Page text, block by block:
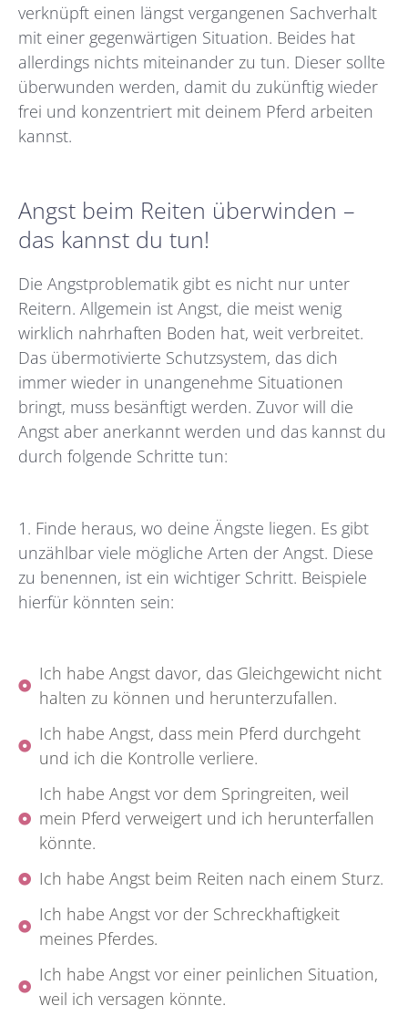
verknüpft einen längst vergangenen Sachverhalt
mit einer gegenwärtigen Situation. Beides hat
allerdings nichts miteinander zu tun. Dieser sollte
überwunden werden, damit du zukünftig wieder
frei und konzentriert mit deinem Pferd arbeiten
kannst.
Angst beim Reiten überwinden –
das kannst du tun!
Die Angstproblematik gibt es nicht nur unter
Reitern. Allgemein ist Angst, die meist wenig
wirklich nahrhaften Boden hat, weit verbreitet.
Das übermotivierte Schutzsystem, das dich
immer wieder in unangenehme Situationen
bringt, muss besänftigt werden. Zuvor will die
Angst aber anerkannt werden und das kannst du
durch folgende Schritte tun:
1. Finde heraus, wo deine Ängste liegen. Es gibt
unzählbar viele mögliche Arten der Angst. Diese
zu benennen, ist ein wichtiger Schritt. Beispiele
hierfür könnten sein:
Ich habe Angst davor, das Gleichgewicht nicht
halten zu können und herunterzufallen.
Ich habe Angst, dass mein Pferd durchgeht
und ich die Kontrolle verliere.
Ich habe Angst vor dem Springreiten, weil
mein Pferd verweigert und ich herunterfallen
könnte.
Ich habe Angst beim Reiten nach einem Sturz.
Ich habe Angst vor der Schreckhaftigkeit
meines Pferdes.
Ich habe Angst vor einer peinlichen Situation,
weil ich versagen könnte.